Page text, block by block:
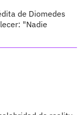
de Diomedes
"Nadie